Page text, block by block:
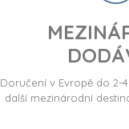
Doručení v Evropě do 2-
další mezinárodní